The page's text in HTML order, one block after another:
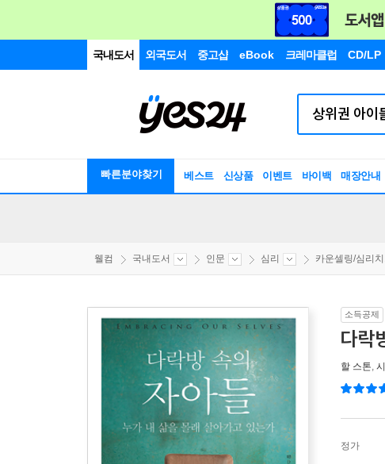
국내도서 외국도서 중고샵 eBook 크레마클럽 CD/LP
빠른분야찾기 베스트 신상품 이벤트 바이백 매장안내
웰컴 국내도서 인문 심리 카운셀링/심리
소득공제
다락
할 스톤,
정가